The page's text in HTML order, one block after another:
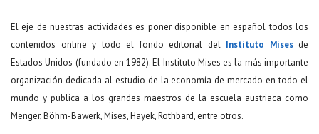
El eje de nuestras actividades es poner disponible en español todos los
contenidos online y todo el fondo editorial del Instituto Misesde
Estados Unidos (fundado en 1982). El Instituto Mises es la más importante
organización dedicada al estudio de la economía de mercado en todo el
mundo y publica a los grandes maestros de la escuela austriaca como
Menger, Böhm-Bawerk, Mises, Hayek, Rothbard, entre otros.